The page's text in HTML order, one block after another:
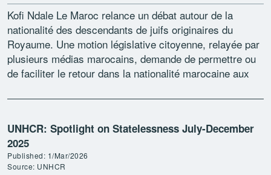
Kofi Ndale Le Maroc relance un débat autour de la
nationalité des descendants de juifs originaires du
Royaume. Une motion législative citoyenne, relayée par
plusieurs médias marocains, demande de permettre ou
de faciliter le retour dans la nationalité marocaine aux
UNHCR: Spotlight on Statelessness July-December
2025
Published: 1/Mar/2026
Source: UNHCR